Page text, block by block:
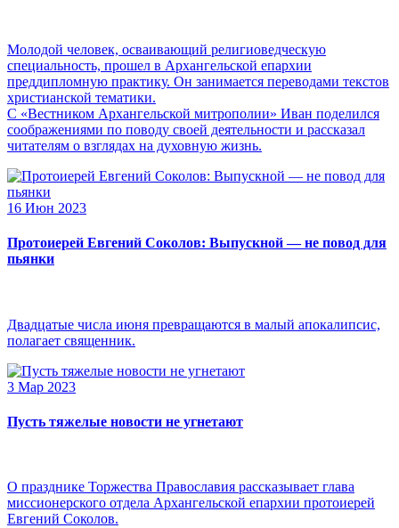
Молодой человек, осваивающий религиоведческую
специальность, прошел в Архангельской епархии
преддипломную практику. Он занимается переводами текстов
христианской тематики.
С «Вестником Архангельской митрополии» Иван поделился
соображениями по поводу своей деятельности и рассказал
читателям о взглядах на духовную жизнь.
16 Июн 2023
Протоиерей Евгений Соколов: Выпускной — не повод для
пьянки
Двадцатые числа июня превращаются в малый апокалипсис,
полагает священник.
3 Мар 2023
Пусть тяжелые новости не угнетают
О празднике Торжества Православия рассказывает глава
миссионерского отдела Архангельской епархии протоиерей
Евгений Соколов.